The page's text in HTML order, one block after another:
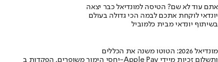
אתם עוד לא שם? הטיסה למונדיאל כבר יצאה
יונדאי לוקחת אתכם לבמה הכי גדולה בעולם
בשיתוף יונדאי מבית כלמוביל
מונדיאל 2026: הטוטו משנה את הכללים
יחסי הימור משופרים, הפקדות ב-Apple Pay ותשלום זכיות מיידי